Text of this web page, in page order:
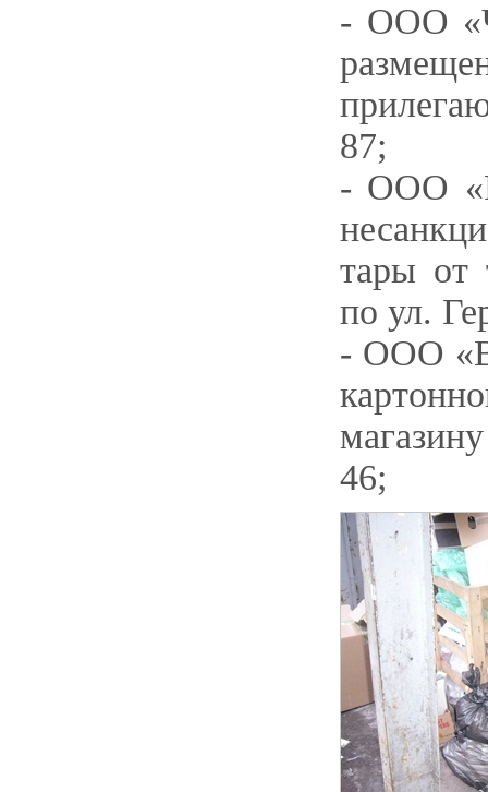
- ООО
87;
- ООО
тары от
по ул.
- ООО
46;